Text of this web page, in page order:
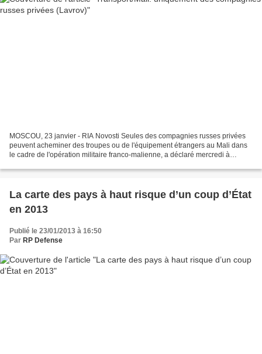
MOSCOU, 23 janvier - RIA Novosti Seules des compagnies russes privées
peuvent acheminer des troupes ou de l'équipement étrangers au Mali dans
le cadre de l'opération militaire franco-malienne, a déclaré mercredi à
La carte des pays à haut risque d’un coup d’État
en 2013
Publié le 23/01/2013 à 16:50
Par RP Defense